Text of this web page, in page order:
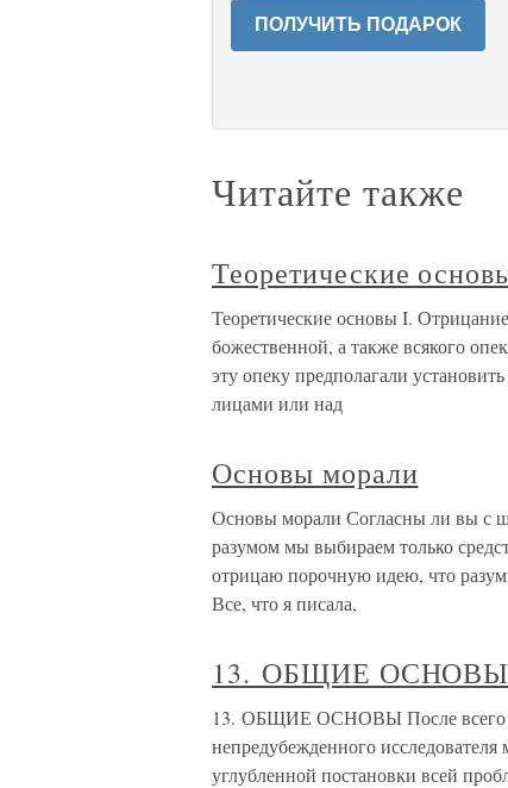
ПОЛУЧИТЬ ПОДАРОК
Читайте также
Теоретические
Теоретические основы I.
божественной, а также всякого
эту опеку предполагали
лицами или над
Основы морали
Основы морали Согласны ли вы с
разумом мы выбираем только
отрицаю порочную идею, что
Все, что я писала,
13. ОБЩИЕ ОСНОВЫ
13. ОБЩИЕ ОСНОВЫ После всего
непредубежденного
углубленной постановки всей